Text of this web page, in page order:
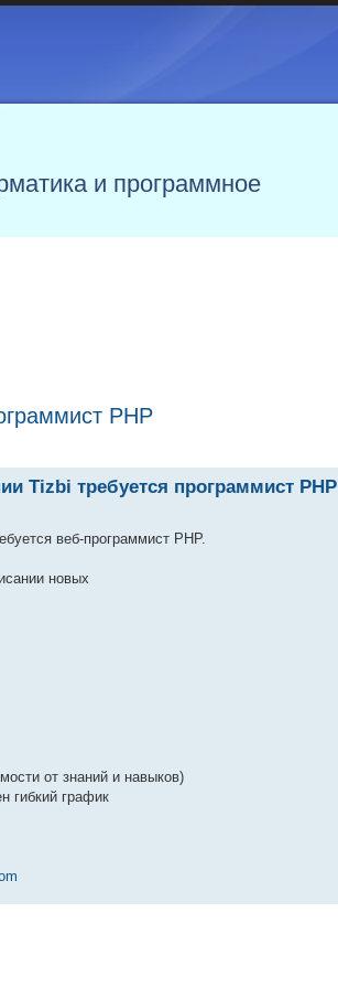
и программное
PHP
Tizbi требуется программист PHP
веб-программист PHP.
новых
от знаний и навыков)
гибкий график